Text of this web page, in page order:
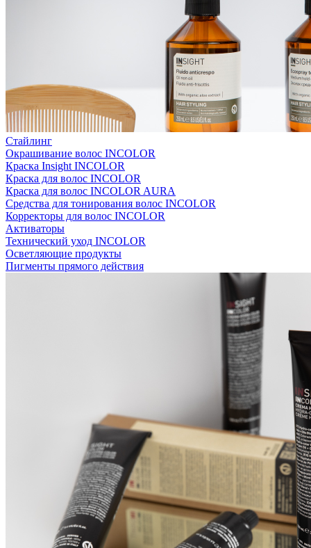
Стайлинг
Окрашивание волос INCOLOR
Краска Insight INCOLOR
Краска для волос INCOLOR
Краска для волос INCOLOR AURA
Средства для тонирования волос INCOLOR
Корректоры для волос INCOLOR
Активаторы
Технический уход INCOLOR
Осветляющие продукты
Пигменты прямого действия